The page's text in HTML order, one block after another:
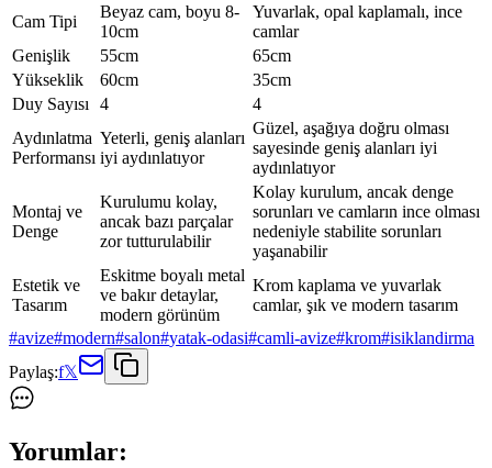
Cam Tipi
Beyaz cam, boyu 8-
10cm
Yuvarlak, opal kaplamalı, ince
camlar
Genişlik
55cm
65cm
Yükseklik
60cm
35cm
Duy Sayısı 4
4
Aydınlatma
Performansı
Yeterli, geniş alanları
iyi aydınlatıyor
Güzel, aşağıya doğru olması
sayesinde geniş alanları iyi
aydınlatıyor
Montaj ve
Denge
Kurulumu kolay,
ancak bazı parçalar
zor tutturulabilir
Kolay kurulum, ancak denge
sorunları ve camların ince olması
nedeniyle stabilite sorunları
yaşanabilir
Estetik ve
Tasarım
Eskitme boyalı metal
ve bakır detaylar,
modern görünüm
Krom kaplama ve yuvarlak
camlar, şık ve modern tasarım
#avize#modern#salon#yatak-odasi#camli-avize#krom#isiklandirma
Paylaş:f𝕏
Yorumlar: